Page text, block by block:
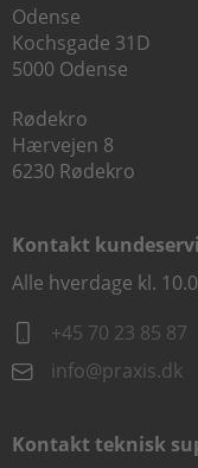
Odense
Kochsgade 31D
5000 Odense
Rødekro
Hærvejen 8
6230 Rødekro
Kontakt
Alle hverdage kl.
+45 70 23 85 87
info@praxis.dk
Kontakt teknisk